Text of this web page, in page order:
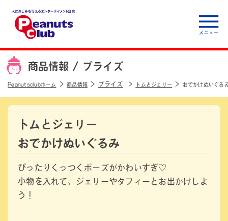
人に楽しみを与えるエ
ンターテイメント企
業 Peanuts club
商品情報 / プライズ
Peanutsclubホーム 商品情報 プライズ トムとジェリー おでかけぬいぐる
トムとジェリー
おでかけぬいぐるみ
ぴったりくっつくポーズがかわいすぎ♡
小物を入れて、ジェリーやタフィーとお出かけしよ
う！